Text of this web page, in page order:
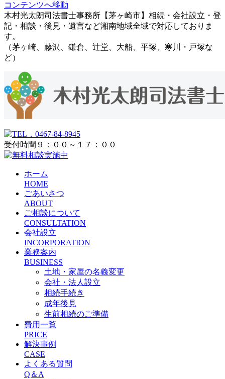
コンテンツへ移動
木村光太朗司法書士事務所【茅ヶ崎市】相続・会社設立・登
記・相談・後見・遺言など湘南地域全域で対応しておりま
す。
（茅ヶ崎、藤沢、鎌倉、辻堂、大船、平塚、寒川・戸塚な
ど）
受付時間９：００～１７：００
ホーム
HOME
ごあいさつ
ABOUT
ご相談について
CONSULTATION
会社設立
INCORPORATION
業務案内
BUSINESS
土地・家屋の名義変更
会社・法人設立
相続手続き
成年後見
生前相続のご準備
費用一覧
PRICE
解決事例
CASE
よくある質問
Q＆A